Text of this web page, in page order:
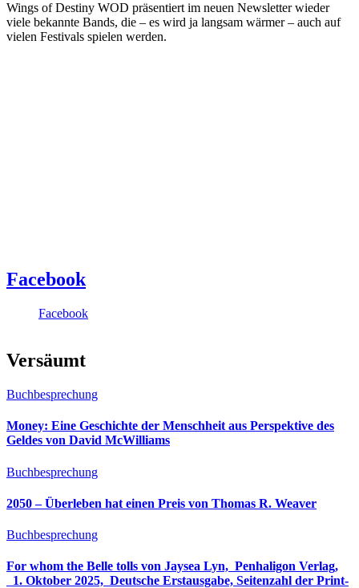
Wings of Destiny WOD präsentiert im neuen Newsletter wieder
viele bekannte Bands, die – es wird ja langsam wärmer – auch auf
vielen Festivals spielen werden.
Facebook
Facebook
Versäumt
Buchbesprechung
Money: Eine Geschichte der Menschheit aus Perspektive des
Geldes von David McWilliams
Buchbesprechung
2050 – Überleben hat einen Preis von Thomas R. Weaver
Buchbesprechung
For whom the Belle tolls von Jaysea Lyn, ‎ Penhaligon Verlag,
‎ 1. Oktober 2025, ‎ Deutsche Erstausgabe, Seitenzahl der Print-